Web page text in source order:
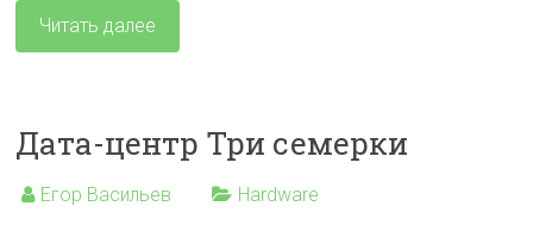
Читать далее
Дата-центр Три семерки
Егор Васильев Hardware